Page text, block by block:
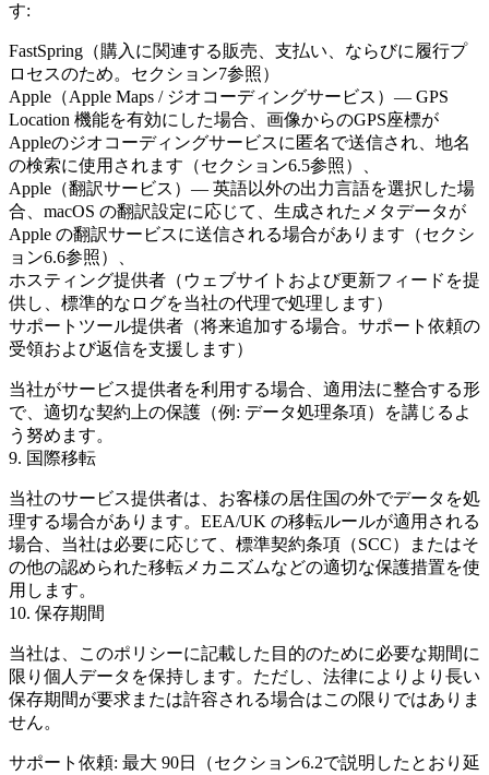
す:
FastSpring （購入に関連する販売、支払い、ならびに履行プ
ロセスのため。セクション7参照）
Apple （Apple Maps / ジオコーディングサービス）— GPS
Location 機能を有効にした場合、画像からのGPS座標が
Appleのジオコーディングサービスに匿名で送信され、地名
の検索に使用されます（セクション6.5参照）、
Apple （翻訳サービス）— 英語以外の出力言語を選択した場
合、macOS の翻訳設定に応じて、生成されたメタデータが
Apple の翻訳サービスに送信される場合があります（セクシ
ョン6.6参照）、
ホスティング提供者 （ウェブサイトおよび更新フィードを提
供し、標準的なログを当社の代理で処理します）
サポートツール提供者 （将来追加する場合。サポート依頼の
受領および返信を支援します）
当社がサービス提供者を利用する場合、適用法に整合する形
で、適切な契約上の保護（例: データ処理条項）を講じるよ
う努めます。
9. 国際移転
当社のサービス提供者は、お客様の居住国の外でデータを処
理する場合があります。EEA/UK の移転ルールが適用される
場合、当社は必要に応じて、標準契約条項（SCC）またはそ
の他の認められた移転メカニズムなどの適切な保護措置を使
用します。
10. 保存期間
当社は、このポリシーに記載した目的のために必要な期間に
限り個人データを保持します。ただし、法律によりより長い
保存期間が要求または許容される場合はこの限りではありま
せん。
サポート依頼: 最大 90日
（セクション6.2で説明したとおり延